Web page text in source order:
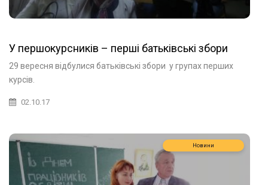
У першокурсників – перші батьківські збори
29 вересня відбулися батьківські збори у групах перших
курсів.
02.10.17
Новини